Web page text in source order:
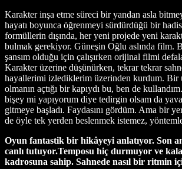
Karakter inşa etme süreci bir yandan asla
hayatı boyunca öğrenmeyi sürdürdüğü bir
formüllerin dışında, her yeni projede yeni
bulmak gerekiyor. Güneşin Oğlu aslında film.
şansım olduğu için çalışırken orijinal filmi
Karakter üzerine düşünürken, tekrar tekrar
hayallerimi izlediklerim üzerinden kurdum. Bir
olmanın açtığı bir kapıydı bu, ben de
bişey mi yapıyorum diye tedirgin olsam da
gitmeye başladı. Faydasını gördüm. Ama bir
de öyle tek yerden beslenmek istemez,
Oyun fantastik bir hikâyeyi anlatıyor. Son
canlı tutuyor.Temposu hiç durmuyor ve
kadrosuna sahip. Sahnede nasıl bir ritmin